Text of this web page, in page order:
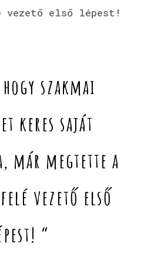
vezető első lépest!
szakmai
keres saját
már megtette a
vezető első
“